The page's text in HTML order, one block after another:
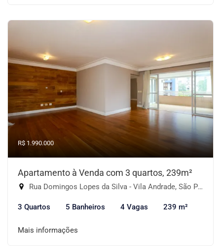
R$ 1.990.000
Apartamento à Venda com 3 quartos, 239m²
Rua Domingos Lopes da Silva - Vila Andrade, São Paulo-SP
3 Quartos 5 Banheiros 4 Vagas 239 m²
Mais informações